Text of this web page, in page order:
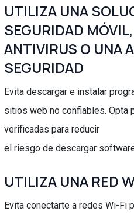
UTILIZA UNA
SEGURIDAD
ANTIVIRUS O UNA
SEGURIDAD
Evita descargar e instalar
sitios web no confiables. Opta
verificadas para reducir
el riesgo de descargar
UTILIZA UNA RED
Evita conectarte a redes Wi-Fi